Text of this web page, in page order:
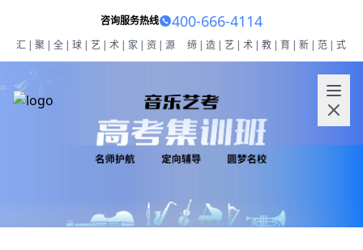
咨询服务热线 400-666-4114
汇|聚|全|球|艺|术|家|资|源 缔|造|艺|术|教|育|新|范|式